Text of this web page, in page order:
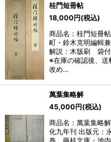
桂門短冊帖
18,000円(税込)
商品名：桂門短冊
町・鈴木克明編輯
解説：木版刷 袋
※在庫の確認後、送
改め…
萬葉集略解
45,000円(税込)
商品名：萬葉集略
化九年刊 出版元：
巻 藤枝文庫・池